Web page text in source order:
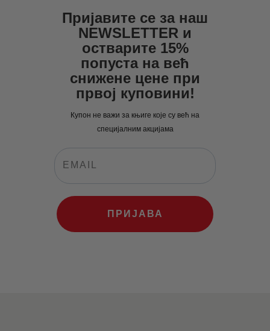
1,111.
0
0
рсд.
0
рсд.
Пријавите се за наш
NEWSLETTER и
остварите 15%
попуста на већ
снижене цене при
првој куповини!
Купон не важи за књиге које су већ на
специјалним акцијама
ПРИЈАВА